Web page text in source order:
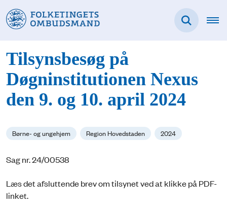
Tilsynsbesøg på
Døgninstitutionen Nexus
den 9. og 10. april 2024
Børne- og ungehjem Region Hovedstaden 2024
Sag nr. 24/00538
Læs det afsluttende brev om tilsynet ved at klikke på PDF-
linket.